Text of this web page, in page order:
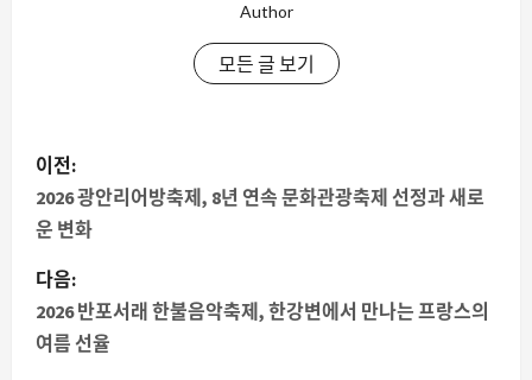
Author
모든 글 보기
게
시
내
비
이전:
2026 광안리어방축제, 8년 연속 문화관광축제 선정과 새로
운 변화
다음:
2026 반포서래 한불음악축제, 한강변에서 만나는 프랑스의
여름 선율